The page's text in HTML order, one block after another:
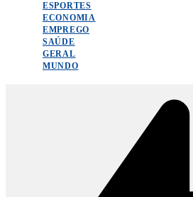
ESPORTES
ECONOMIA
EMPREGO
SAÚDE
GERAL
MUNDO